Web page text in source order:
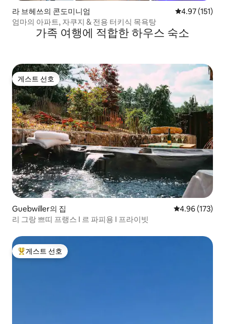
라 브헤쓰의 콘도미니엄 평점 4.97점(5
4.97 (151)
엄마의 아파트, 자쿠지 & 전용 터키식 목욕탕
가족 여행에 적합한 하우스 숙소
게스트 선호
게스트 선호
Guebwiller의 집 평점 4.96점(5
4.96 (173)
리 그랑 쁘띠 프랭스 I 르 파피용 I 프라이빗
상위 게스트 선호
게스트 선호